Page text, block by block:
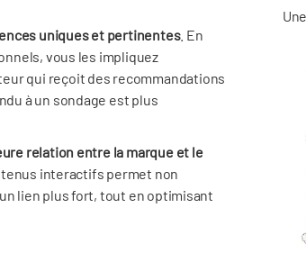
uniques et pertinentes. En
vous les impliquez
qui reçoit des recommandations
à un sondage est plus
relation entre la marque et le
interactifs permet non
lien plus fort, tout en optimisant